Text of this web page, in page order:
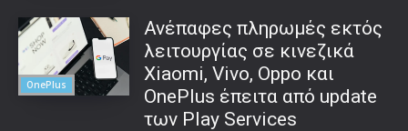
OnePlus
Ανέπαφες πληρωμές εκτός
λειτουργίας σε κινεζικά
Xiaomi, Vivo, Oppo και
OnePlus έπειτα από update
των Play Services